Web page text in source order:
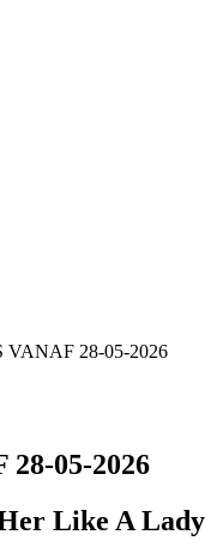
28-05-2026
05-2026
Like A Lady